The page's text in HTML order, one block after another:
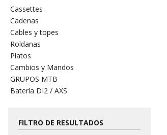
Cassettes
Cadenas
Cables y topes
Roldanas
Platos
Cambios y Mandos
GRUPOS MTB
Batería DI2 / AXS
FILTRO DE RESULTADOS